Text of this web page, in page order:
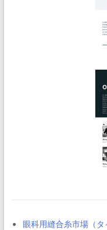
眼科用縫合糸市場（